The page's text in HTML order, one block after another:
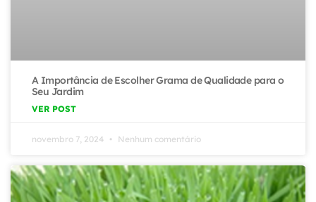
A Importância de Escolher Grama de Qualidade para o
Seu Jardim
VER POST
novembro 7, 2024 Nenhum comentário